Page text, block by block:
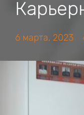
6 марта, 2023